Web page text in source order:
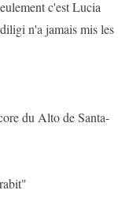
c'est Lucia
n'a jamais mis les
du Alto de Santa-